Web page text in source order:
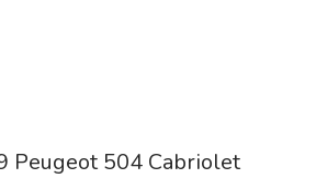
Peugeot 504 Cabriolet